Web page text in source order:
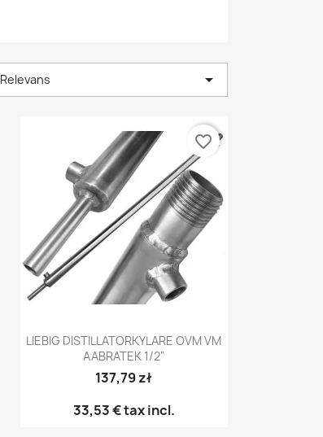
Relevans 
Snabbvy
LIEBIG DISTILLATORKYLARE OVM VM
AABRATEK 1/2"
137,79 zł
33,53 €tax incl.
favorite_border